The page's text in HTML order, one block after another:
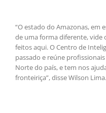
“O estado do Amazonas, em
de uma forma diferente, vide
feitos aqui. O Centro de
passado e reúne
Norte do país, e tem nos
fronteiriça”, disse Wilson Lima.